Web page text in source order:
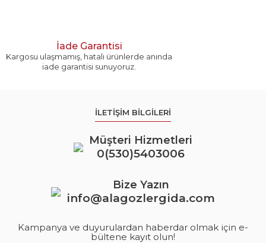
İade Garantisi
Kargosu ulaşmamış, hatalı ürünlerde anında
iade garantisi sunuyoruz.
İLETİŞİM BİLGİLERİ
Müşteri Hizmetleri
0(530)5403006
Bize Yazın
info@alagozlergida.com
Kampanya ve duyurulardan haberdar olmak için e-
bültene kayıt olun!